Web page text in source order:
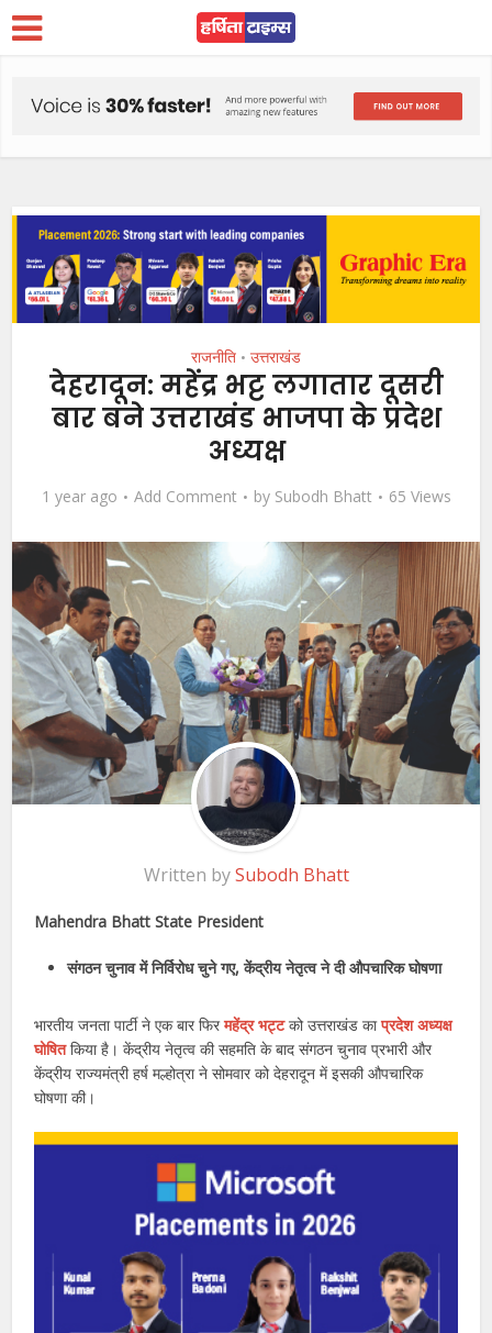
राजनीति • उत्तराखंड
देहरादून: महेंद्र भट्ट लगातार दूसरी
बार बने उत्तराखंड भाजपा के प्रदेश
अध्यक्ष
1 year ago Add Comment by Subodh Bhatt 65 Views
Written bySubodh Bhatt
Mahendra Bhatt State President
संगठन चुनाव में निर्विरोध चुने गए, केंद्रीय नेतृत्व ने दी औपचारिक घोषणा
भारतीय जनता पार्टी ने एक बार फिरमहेंद्र भट्टको उत्तराखंड काप्रदेश अध्यक्ष
घोषितकिया है। केंद्रीय नेतृत्व की सहमति के बाद संगठन चुनाव प्रभारी और
केंद्रीय राज्यमंत्री हर्ष मल्होत्रा ने सोमवार को देहरादून में इसकी औपचारिक
घोषणा की।